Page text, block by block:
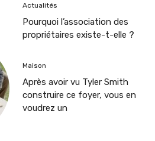
Actualités
Pourquoi l’association des
propriétaires existe-t-elle ?
Maison
Après avoir vu Tyler Smith
construire ce foyer, vous en
voudrez un